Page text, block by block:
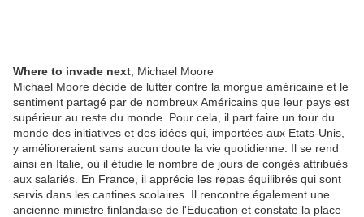
Where to invade next , Michael Moore
Michael Moore décide de lutter contre la morgue américaine et le
sentiment partagé par de nombreux Américains que leur pays est
supérieur au reste du monde. Pour cela, il part faire un tour du
monde des initiatives et des idées qui, importées aux Etats-Unis,
y amélioreraient sans aucun doute la vie quotidienne. Il se rend
ainsi en Italie, où il étudie le nombre de jours de congés attribués
aux salariés. En France, il apprécie les repas équilibrés qui sont
servis dans les cantines scolaires. Il rencontre également une
ancienne ministre finlandaise de l'Education et constate la place